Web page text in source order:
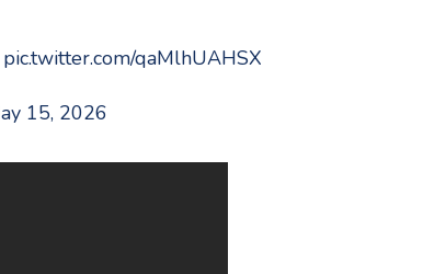
pic.twitter.com/qaMlhUAHSX
15, 2026